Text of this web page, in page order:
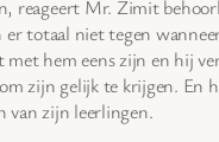
reageert Mr. Zimit
er totaal niet tegen
met hem eens zijn en hij
zijn gelijk te krijgen. En
van zijn leerlingen.